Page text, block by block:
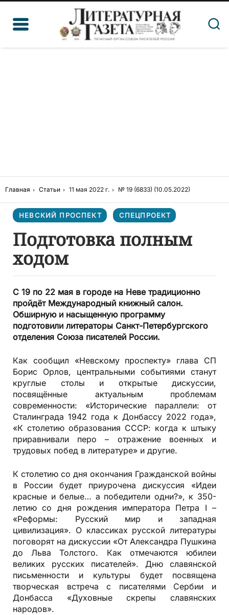
Главная Статьи 11 мая 2022 г. № 19 (6833) (10.05.2022)
НЕВСКИЙ ПРОСПЕКТ СПЕЦПРОЕКТ
Подготовка полным
ходом
С 19 по 22 мая в городе на Неве традиционно
пройдёт Международный книжный салон.
Обширную и насыщенную программу
подготовили литераторы Санкт-Петербургского
отделения Союза писателей России.
Как сообщил «Невскому проспекту» глава СП
Борис Орлов, центральными событиями станут
круглые столы и открытые дискуссии,
посвящённые актуальным проблемам
современности: «Исторические параллели: от
Сталинграда 1942 года к Донбассу 2022 года»,
«К столетию образования СССР: когда к штыку
приравнивали перо – отражение военных и
трудовых побед в литературе» и другие.
К столетию со дня окончания Гражданской войны
в России будет приурочена дискуссия «Идеи
красные и белые… а победители одни?», к 350-
летию со дня рождения императора Петра I –
«Реформы: Русский мир и западная
цивилизация». О классиках русской литературы
поговорят на дискуссии «От Александра Пушкина
до Льва Толстого. Как отмечаются юбилеи
великих русских писателей». Дню славянской
письменности и культуры будет посвящена
творческая встреча с писателями Сербии и
Донбасса «Духовные скрепы славянских
народов».